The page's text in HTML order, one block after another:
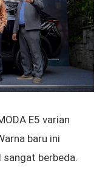
E5 varian
baru ini
sangat berbeda.